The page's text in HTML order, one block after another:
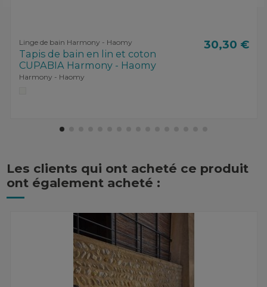
Linge de bain Harmony - Haomy
Tapis de bain en lin et coton
CUPABIA Harmony - Haomy
Harmony - Haomy
30,30 €
Les clients qui ont acheté ce produit
ont également acheté :